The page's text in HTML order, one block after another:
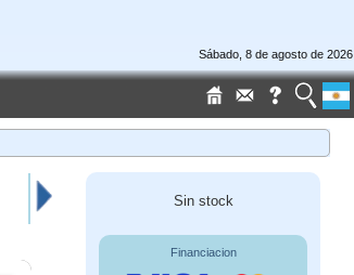
Sábado, 8 de agosto de 2026
Sin stock
Financiacion